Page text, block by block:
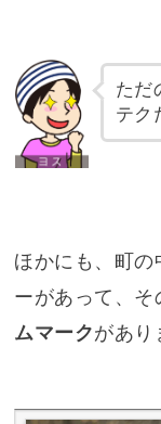
ただ
テク
ほかにも、町の
ーがあって、そ
ムマークがあり